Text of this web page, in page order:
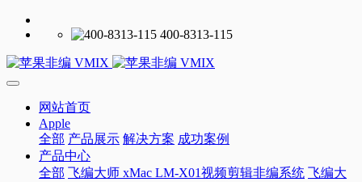
400-8313-115
网站首页
Apple
全部 产品展示 解决方案 成功案例
产品中心
全部 飞编大师 xMac LM-X01视频剪辑非编系统 飞编大